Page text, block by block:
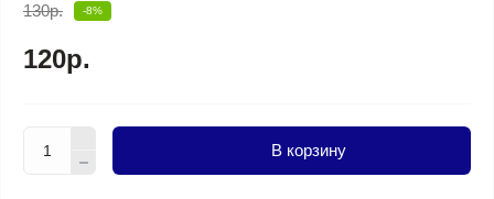
130р. -8%
120р.
В корзину